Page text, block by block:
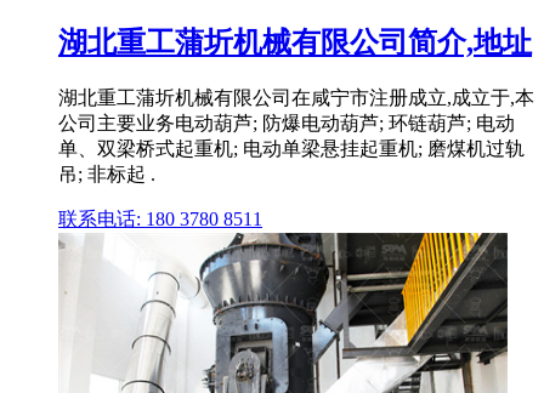
湖北重工蒲圻机械有限公司简介,地址
湖北重工蒲圻机械有限公司在咸宁市注册成立,成立于,本
公司主要业务电动葫芦; 防爆电动葫芦; 环链葫芦; 电动
单、双梁桥式起重机; 电动单梁悬挂起重机; 磨煤机过轨
吊; 非标起 .
联系电话: 180 3780 8511